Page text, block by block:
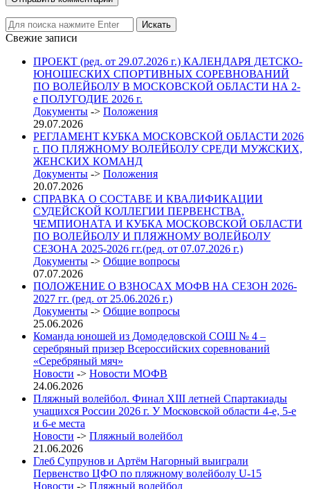
Свежие записи
ПРОЕКТ (ред. от 29.07.2026 г.) КАЛЕНДАРЯ ДЕТСКО-
ЮНОШЕСКИХ СПОРТИВНЫХ СОРЕВНОВАНИЙ
ПО ВОЛЕЙБОЛУ В МОСКОВСКОЙ ОБЛАСТИ НА 2-
е ПОЛУГОДИЕ 2026 г.
Документы -> Положения
29.07.2026
РЕГЛАМЕНТ КУБКА МОСКОВСКОЙ ОБЛАСТИ 2026
г. ПО ПЛЯЖНОМУ ВОЛЕЙБОЛУ СРЕДИ МУЖСКИХ,
ЖЕНСКИХ КОМАНД
Документы -> Положения
20.07.2026
СПРАВКА О СОСТАВЕ И КВАЛИФИКАЦИИ
СУДЕЙСКОЙ КОЛЛЕГИИ ПЕРВЕНСТВА,
ЧЕМПИОНАТА И КУБКА МОСКОВСКОЙ ОБЛАСТИ
ПО ВОЛЕЙБОЛУ И ПЛЯЖНОМУ ВОЛЕЙБОЛУ
СЕЗОНА 2025-2026 гг.(ред. от 07.07.2026 г.)
Документы -> Общие вопросы
07.07.2026
ПОЛОЖЕНИЕ О ВЗНОСАХ МОФВ НА СЕЗОН 2026-
2027 гг. (ред. от 25.06.2026 г.)
Документы -> Общие вопросы
25.06.2026
Команда юношей из Домодедовской СОШ № 4 –
серебряный призер Всероссийских соревнований
«Серебряный мяч»
Новости -> Новости МОФВ
24.06.2026
Пляжный волейбол. Финал XIII летней Спартакиады
учащихся России 2026 г. У Московской области 4-е, 5-е
и 6-е места
Новости -> Пляжный волейбол
21.06.2026
Глеб Супрунов и Артём Нагорный выиграли
Первенство ЦФО по пляжному волейболу U-15
Новости -> Пляжный волейбол